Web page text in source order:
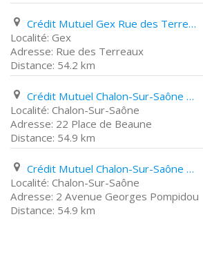
Crédit Mutuel Gex Rue des Terreaux
Gex
Rue des Terreaux
54.2 km
Crédit Mutuel Chalon-Sur-Saône 22 Place de Beaune
Chalon-Sur-Saône
22 Place de Beaune
54.9 km
Crédit Mutuel Chalon-Sur-Saône 2 Avenue Georges Pompidou
Chalon-Sur-Saône
2 Avenue Georges Pompidou
54.9 km